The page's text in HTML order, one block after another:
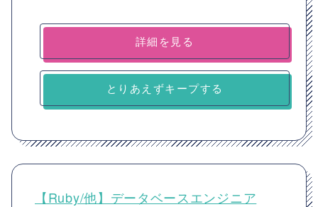
詳細を見る
とりあえずキープする
【Ruby/他】データベースエンジニア